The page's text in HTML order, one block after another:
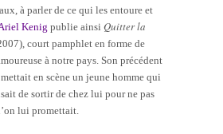
à parler de ce qui les entoure et
Kenig publie ainsi Quitter la
court pamphlet en forme de
à notre pays. Son précédent
, mettait en scène un jeune homme qui
de sortir de chez lui pour ne pas
lui promettait.